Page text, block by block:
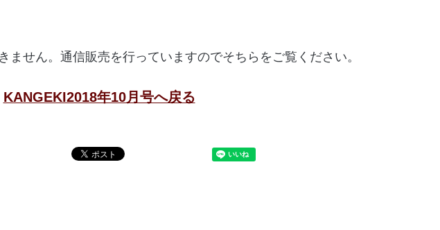
ません。通信販売を行っていますのでそちらをご覧ください。
KANGEKI2018年10月号へ戻る